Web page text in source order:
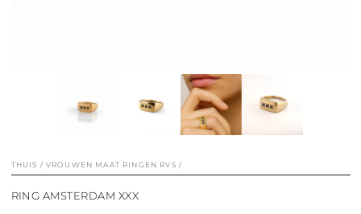
THUIS / VROUWEN MAAT RINGEN RVS /
RING AMSTERDAM XXX